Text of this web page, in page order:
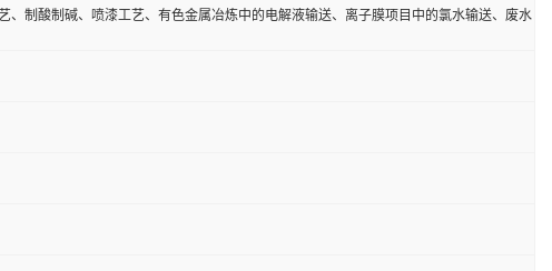
制酸制碱、喷漆工艺、有色金属冶炼中的电解液输送、离子膜项目中的氯水输送、废水